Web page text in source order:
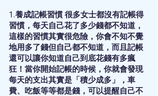
1.養成記帳習慣 很多女士都沒有記帳得
習慣，每天自己花了多少錢都不知道，
這樣的習慣其實很危險，你會不知不覺
地用多了錢但自己都不知道，而且記帳
還可以讓你知道自己到底花錢有多瘋
狂！當你開始記帳的時候，你就會發現
每天的支出其實是「積少成多」，車
費、吃飯等等都是錢，可以提醒自己不